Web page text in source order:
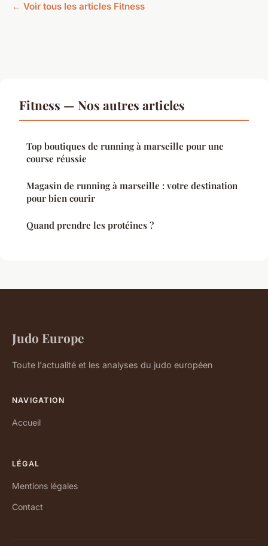
← Voir tous les articles Fitness
Fitness — Nos autres articles
Top boutiques de running à marseille pour une
course réussie
Magasin de running à marseille : votre destination
pour bien courir
Quand prendre les protéines ?
Judo Europe
Toute l'actualité et les analyses du judo européen
NAVIGATION
Accueil
LÉGAL
Mentions légales
Contact